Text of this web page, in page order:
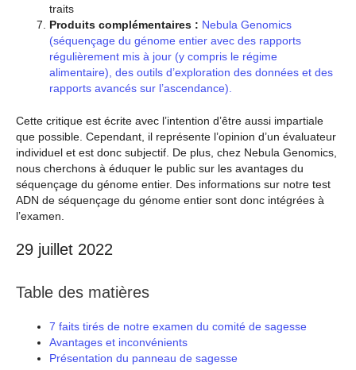
traits
Produits complémentaires : Nebula Genomics
(séquençage du génome entier avec des rapports
régulièrement mis à jour (y compris le régime
alimentaire), des outils d’exploration des données et des
rapports avancés sur l’ascendance).
Cette critique est écrite avec l’intention d’être aussi impartiale
que possible. Cependant, il représente l’opinion d’un évaluateur
individuel et est donc subjectif. De plus, chez Nebula Genomics,
nous cherchons à éduquer le public sur les avantages du
séquençage du génome entier. Des informations sur notre test
ADN de séquençage du génome entier sont donc intégrées à
l’examen.
29 juillet 2022
Table des matières
7 faits tirés de notre examen du comité de sagesse
Avantages et inconvénients
Présentation du panneau de sagesse